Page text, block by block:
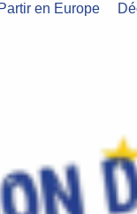
Partir en Europe